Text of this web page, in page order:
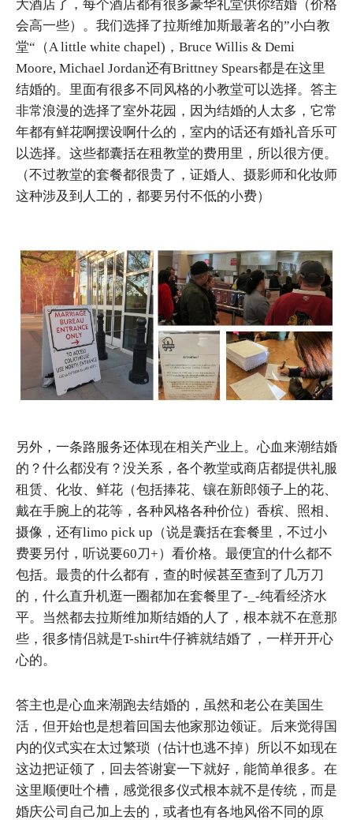
大酒店了，每个酒店都有很多豪华礼堂供你结婚（价格
会高一些）。我们选择了拉斯维加斯最著名的”小白教
堂“（A little white chapel)，Bruce Willis & Demi
Moore, Michael Jordan还有Brittney Spears都是在这里
结婚的。里面有很多不同风格的小教堂可以选择。答主
非常浪漫的选择了室外花园，因为结婚的人太多，它常
年都有鲜花啊摆设啊什么的，室内的话还有婚礼音乐可
以选择。这些都囊括在租教堂的费用里，所以很方便。
（不过教堂的套餐都很贵了，证婚人、摄影师和化妆师
这种涉及到人工的，都要另付不低的小费）
另外，一条路服务还体现在相关产业上。心血来潮结婚
的？什么都没有？没关系，各个教堂或商店都提供礼服
租赁、化妆、鲜花（包括捧花、镶在新郎领子上的花、
戴在手腕上的花等，各种风格各种价位）香槟、照相、
摄像，还有limo pick up（说是囊括在套餐里，不过小
费要另付，听说要60刀+）看价格。最便宜的什么都不
包括。最贵的什么都有，查的时候甚至查到了几万刀
的，什么直升机逛一圈都加在套餐里了-_-纯看经济水
平。当然都去拉斯维加斯结婚的人了，根本就不在意那
些，很多情侣就是T-shirt牛仔裤就结婚了，一样开开心
心的。
答主也是心血来潮跑去结婚的，虽然和老公在美国生
活，但开始也是想着回国去他家那边领证。后来觉得国
内的仪式实在太过繁琐（估计也逃不掉）所以不如现在
这边把证领了，回去答谢宴一下就好，能简单很多。在
这里顺便吐个槽，感觉很多仪式根本就不是传统，而是
婚庆公司自己加上去的，或者也有各地风俗不同的原